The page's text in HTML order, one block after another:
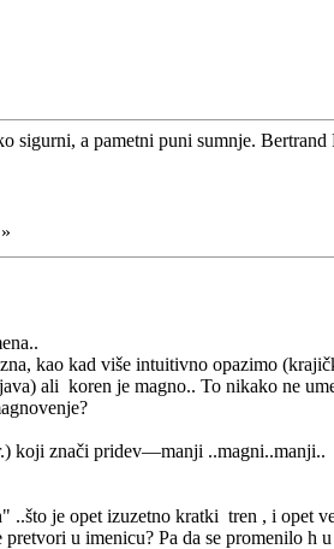
sigurni, a pametni puni sumnje. Bertrand
kao kad više intuitivno opazimo
ali koren je magno.. To nikako ne
koji znači pridev—manji ..magni..manji..
..što je opet izuzetno kratki tren , i opet
u imenicu? Pa da se promenilo h